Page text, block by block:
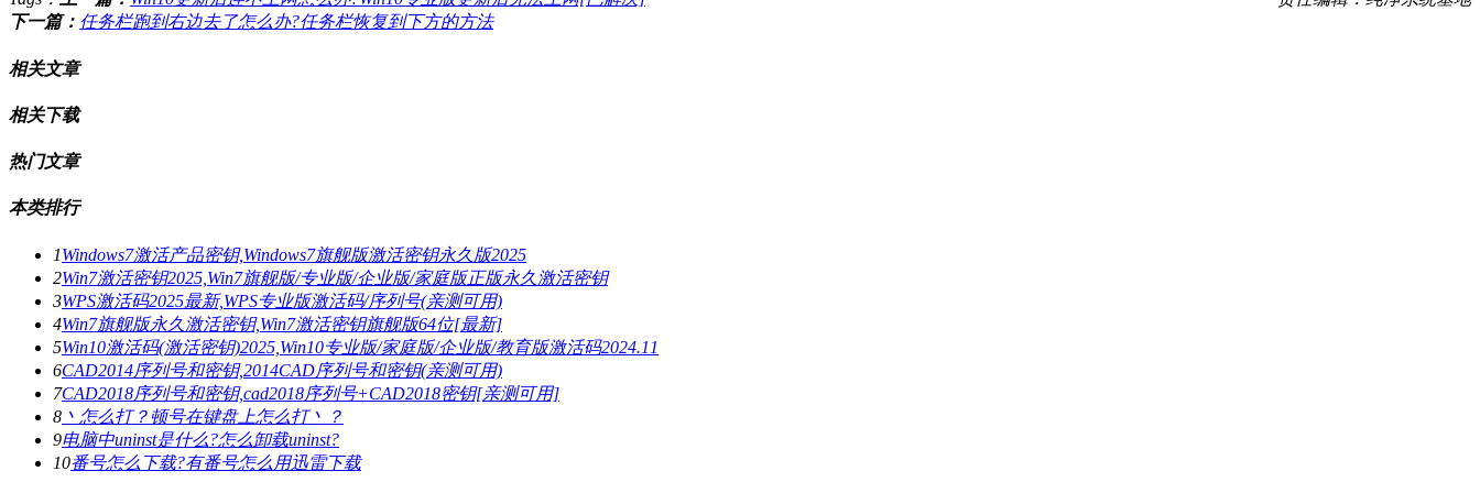
下一篇： 任务栏跑到右边去了怎么办?任务栏恢复到下方的方法
相关文章
相关下载
热门文章
本类排行
1Windows7激活产品密钥,Windows7旗舰版激活密钥永久版2025
2Win7激活密钥2025,Win7旗舰版/专业版/企业版/家庭版正版永久激活密钥
3WPS激活码2025最新,WPS专业版激活码/序列号(亲测可用)
4Win7旗舰版永久激活密钥,Win7激活密钥旗舰版64位[最新]
5Win10激活码(激活密钥)2025,Win10专业版/家庭版/企业版/教育版激活码2024.11
6CAD2014序列号和密钥,2014CAD序列号和密钥(亲测可用)
7CAD2018序列号和密钥,cad2018序列号+CAD2018密钥[亲测可用]
8 丶怎么打？顿号在键盘上怎么打丶？
9电脑中uninst是什么?怎么卸载uninst?
10番号怎么下载?有番号怎么用迅雷下载